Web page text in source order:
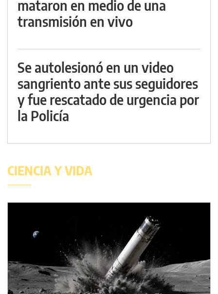
mataron en medio de una
transmisión en vivo
Se autolesionó en un video
sangriento ante sus seguidores
y fue rescatado de urgencia por
la Policía
CIENCIA Y VIDA